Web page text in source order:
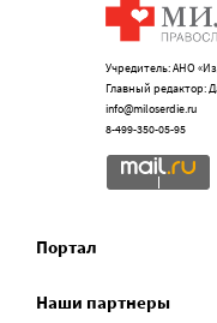
Учредитель: АНО
Главный редактор:
info@miloserdie.ru
8-499-350-05-95
Портал
Наши партнеры